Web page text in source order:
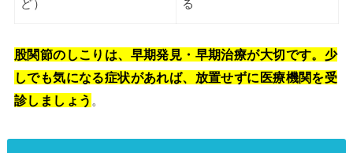
ど）
る
股関節のしこりは、早期発見・早期治療が大切です。少
しでも気になる症状があれば、放置せずに医療機関を受
診しましょう 。